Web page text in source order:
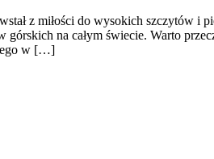
z miłości do wysokich szczytów i
na całym świecie. Warto
w […]